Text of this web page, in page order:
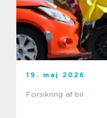
19. maj 2026
Forsikring af bil